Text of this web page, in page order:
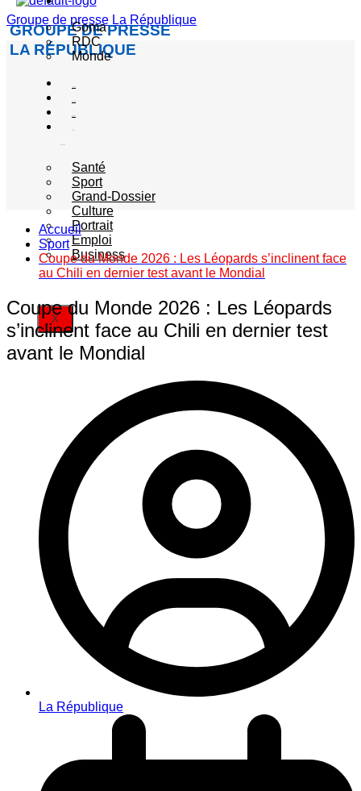
Groupe de presse La République
GROUPE DE PRESSE
LA RÉPUBLIQUE
Goma
RDC
Monde
Santé
Sport
Grand-Dossier
Culture
Portrait
Emploi
Business
X
Accueil
Sport
Coupe du Monde 2026 : Les Léopards s’inclinent face
au Chili en dernier test avant le Mondial
Coupe du Monde 2026 : Les Léopards
s’inclinent face au Chili en dernier test
avant le Mondial
La République